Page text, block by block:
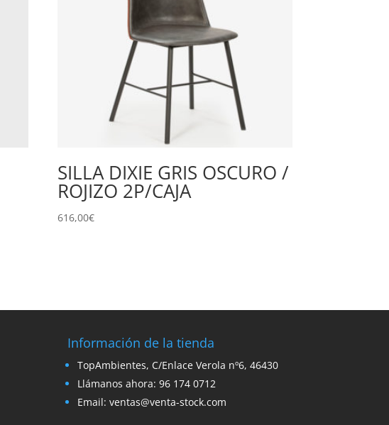
SILLA DIXIE GRIS OSCURO /
ROJIZO 2P/CAJA
616,00€
Información de la tienda
TopAmbientes, C/Enlace Verola nº6, 46430
Llámanos ahora: 96 174 0712
Email: ventas@venta-stock.com